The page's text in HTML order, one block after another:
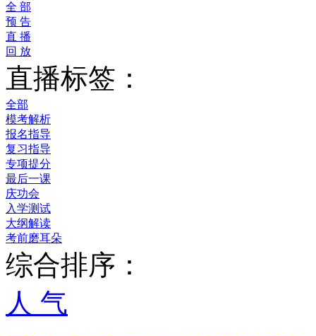
全 部
预 告
直 播
回 放
直播标签：
全部
模考解析
报名指导
复习指导
专项提分
最后一课
庆功会
入学测试
大纲解读
考前磨耳朵
综合排序：
人 气